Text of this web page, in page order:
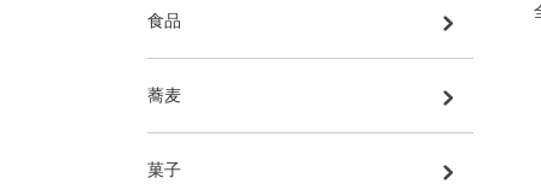
食品
蕎麦
菓子